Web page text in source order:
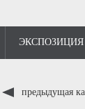
ЭКСПОЗИЦИЯ
предыдущая